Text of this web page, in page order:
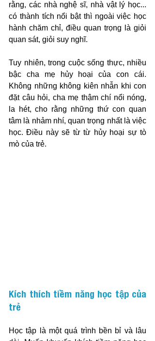
rằng, các nhà nghệ sĩ, nhà vật lý học...
có thành tích nổi bật thì ngoài việc học
hành chăm chỉ, điều quan trọng là giỏi
quan sát, giỏi suy nghĩ.
Tuy nhiên, trong cuộc sống thực, nhiều
bậc cha mẹ hủy hoại của con cái.
Không những không kiên nhẫn khi con
đặt câu hỏi, cha mẹ thậm chí nổi nóng,
la hét, cho rằng những thứ con quan
tâm là nhảm nhí, quan trọng nhất là việc
học. Điều này sẽ từ từ hủy hoại sự tò
mò của trẻ.
Kích thích tiềm năng học tập của
trẻ
Học tập là một quá trình bền bỉ và lâu